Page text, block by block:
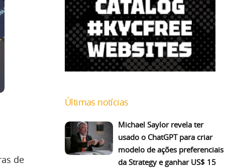
de
Últimas notícias
Michael Saylor revela ter
usado o ChatGPT para criar
modelo de ações preferenciais
da Strategy e ganhar US$ 15